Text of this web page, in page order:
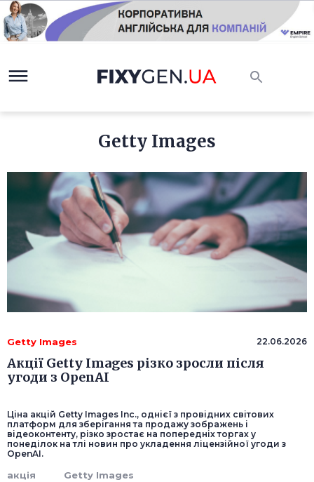
Getty Images
Getty Images 22.06.2026
Акції Getty Images різко зросли після
угоди з OpenAI
Ціна акцій Getty Images Inc., однієї з провідних світових
платформ для зберігання та продажу зображень і
відеоконтенту, різко зростає на попередніх торгах у
понеділок на тлі новин про укладення ліцензійної угоди з
OpenAI.
акція Getty Images